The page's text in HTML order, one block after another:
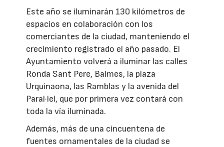
Este año se iluminarán 130 kilómetros de
espacios en colaboración con los
comerciantes de la ciudad, manteniendo el
crecimiento registrado el año pasado. El
Ayuntamiento volverá a iluminar las calles
Ronda Sant Pere, Balmes, la plaza
Urquinaona, las Ramblas y la avenida del
Paral·lel, que por primera vez contará con
toda la vía iluminada.
Además, más de una cincuentena de
fuentes ornamentales de la ciudad se